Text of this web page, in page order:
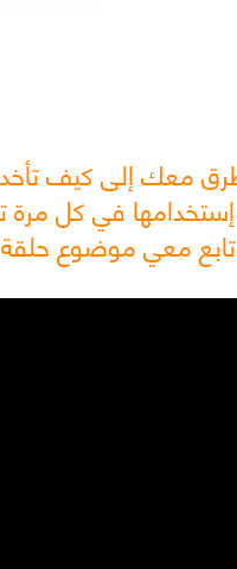
معك إلى كيف تأخد
في كل
معي موضوع